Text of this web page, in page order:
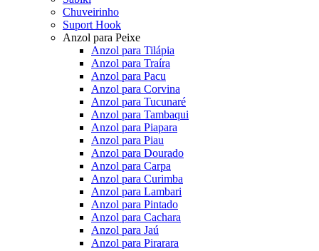
Chuveirinho
Suport Hook
Anzol para Peixe
Anzol para Tilápia
Anzol para Traíra
Anzol para Pacu
Anzol para Corvina
Anzol para Tucunaré
Anzol para Tambaqui
Anzol para Piapara
Anzol para Piau
Anzol para Dourado
Anzol para Carpa
Anzol para Curimba
Anzol para Lambari
Anzol para Pintado
Anzol para Cachara
Anzol para Jaú
Anzol para Pirarara